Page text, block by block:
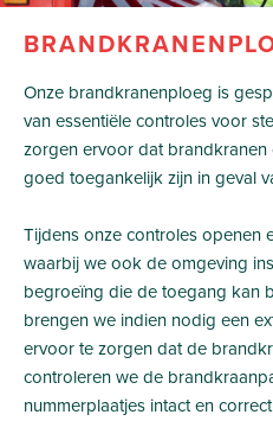
Onze brandkranenploeg is
van essentiële controles voor
zorgen ervoor dat
goed toegankelijk zijn in geval
Tijdens onze controles openen
waarbij we ook de omgeving
begroeïng die de toegang kan
brengen we indien nodig een
ervoor te zorgen dat de
controleren we de
nummerplaatjes intact en